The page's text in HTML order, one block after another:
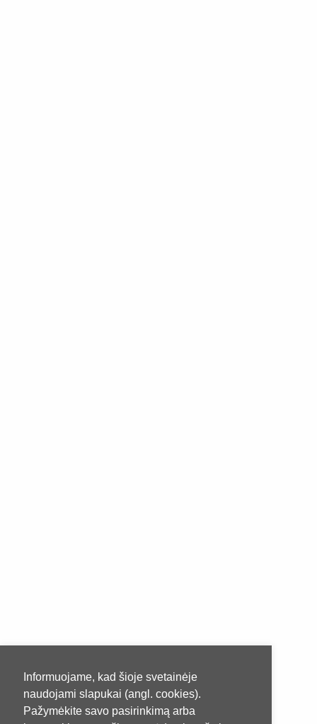
Informuojame, kad šioje svetainėje
naudojami slapukai (angl. cookies).
Pažymėkite savo pasirinkimą arba